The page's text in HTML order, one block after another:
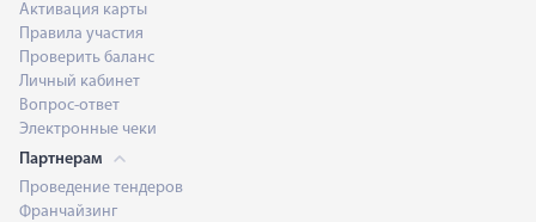
Активация карты
Правила участия
Проверить баланс
Личный кабинет
Вопрос-ответ
Электронные чеки
Партнерам
Проведение тендеров
Франчайзинг